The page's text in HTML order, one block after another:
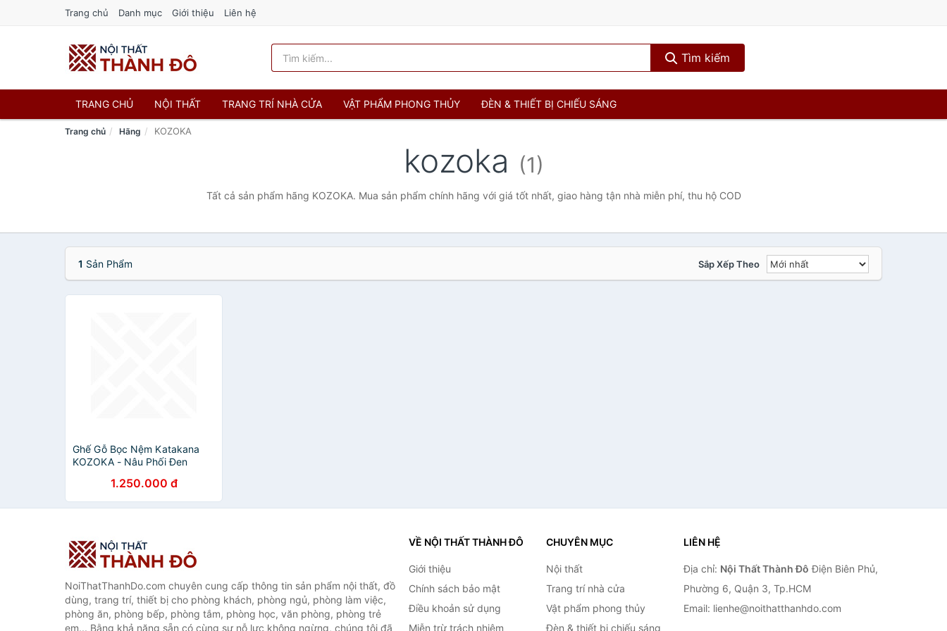
Trang chủ Danh mục Giới thiệu Liên hệ
Tìm kiếm
TRANG CHỦ NỘI THẤT TRANG TRÍ NHÀ CỬA VẬT PHẨM PHONG THỦY ĐÈN & THIẾT BỊ CHIẾU SÁNG
Trang chủ Hãng KOZOKA
kozoka (1)
Tất cả sản phẩm hãng KOZOKA. Mua sản phẩm chính hãng với giá tốt nhất, giao hàng tận nhà miễn phí, thu hộ COD
1 Sản Phẩm Sắp Xếp Theo
Ghế Gỗ Bọc Nệm Katakana
KOZOKA - Nâu Phối Đen
1.250.000 đ
NoiThatThanhDo.com chuyên cung cấp thông tin sản phẩm nội thất, đồ
dùng, trang trí, thiết bị cho phòng khách, phòng ngủ, phòng làm việc,
phòng ăn, phòng bếp, phòng tắm, phòng học, văn phòng, phòng trẻ
em... Bằng khả năng sẵn có cùng sự nỗ lực không ngừng, chúng tôi đã
VỀ NỘI THẤT THÀNH ĐÔ
Giới thiệu
Chính sách bảo mật
Điều khoản sử dụng
Miễn trừ trách nhiệm
CHUYÊN MỤC
Nội thất
Trang trí nhà cửa
Vật phẩm phong thủy
Đèn & thiết bị chiếu sáng
LIÊN HỆ
Địa chỉ: Nội Thất Thành Đô Điện Biên Phủ,
Phường 6, Quận 3, Tp.HCM
Email: lienhe@noithatthanhdo.com